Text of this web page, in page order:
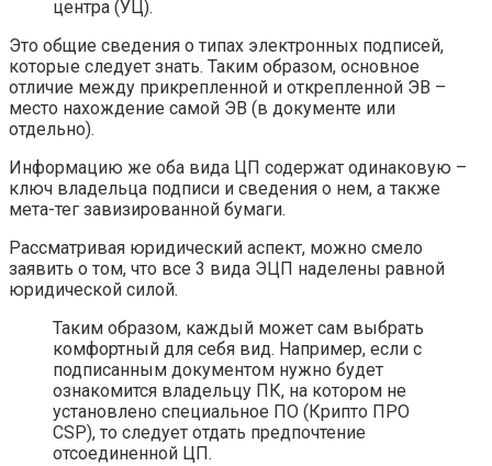
центра (УЦ).
Это общие сведения о типах электронных подписей,
которые следует знать. Таким образом, основное
отличие между прикрепленной и открепленной ЭВ –
место нахождение самой ЭВ (в документе или
отдельно).
Информацию же оба вида ЦП содержат одинаковую –
ключ владельца подписи и сведения о нем, а также
мета-тег завизированной бумаги.
Рассматривая юридический аспект, можно смело
заявить о том, что все 3 вида ЭЦП наделены равной
юридической силой.
Таким образом, каждый может сам выбрать
комфортный для себя вид. Например, если с
подписанным документом нужно будет
ознакомится владельцу ПК, на котором не
установлено специальное ПО (Крипто ПРО
CSP), то следует отдать предпочтение
отсоединенной ЦП.